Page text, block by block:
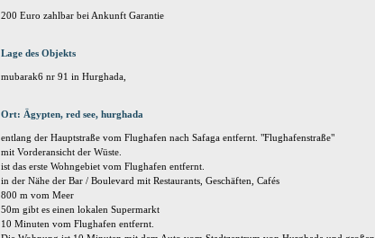
200 Euro zahlbar bei Ankunft Garantie
Lage des Objekts
mubarak6 nr 91 in Hurghada,
Ort: Ägypten, red see, hurghada
entlang der Hauptstraße vom Flughafen nach Safaga entfernt. "Flughafenstraße"
mit Vorderansicht der Wüste.
ist das erste Wohngebiet vom Flughafen entfernt.
in der Nähe der Bar / Boulevard mit Restaurants, Geschäften, Cafés
800 m vom Meer
50m gibt es einen lokalen Supermarkt
10 Minuten vom Flughafen entfernt.